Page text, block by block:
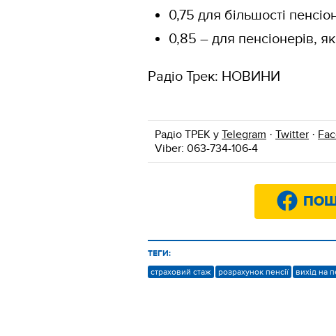
0,75 для більшості
0,85 – для пенсіонерів,
Радіо Трек: НОВИНИ
Радіо ТРЕК у Telegram · Twitter ·
Viber: 063-734-106-4
ТЕГИ:
страховий стаж розрахунок пенсії вихід на